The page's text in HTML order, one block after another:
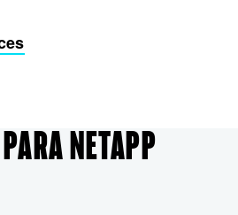
NETAPP